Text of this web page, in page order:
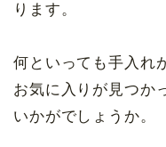
ります。
何といっても手入れ
お気に入りが見つか
いかがでしょうか。